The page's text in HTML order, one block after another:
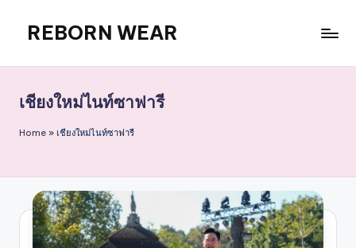
content
REBORN WEAR
เชียงใหม่ไนท์ซาฟารี
Home » เชียงใหม่ไนท์ซาฟารี